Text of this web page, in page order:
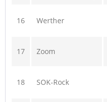
16 Werther
17 Zoom
18 SOK-Rock